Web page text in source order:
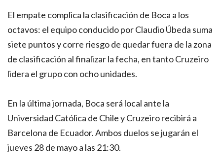
El empate complica la clasificación de Boca a los
octavos: el equipo conducido por Claudio Úbeda suma
siete puntos y corre riesgo de quedar fuera de la zona
de clasificación al finalizar la fecha, en tanto Cruzeiro
lidera el grupo con ocho unidades.
En la última jornada, Boca será local ante la
Universidad Católica de Chile y Cruzeiro recibirá a
Barcelona de Ecuador. Ambos duelos se jugarán el
jueves 28 de mayo a las 21:30.